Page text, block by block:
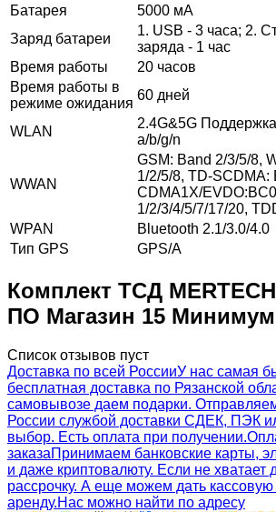
Батарея
5000 мА
Заряд батареи
1. USB - 3 часа; 2.
заряда - 1 час
Время работы
20 часов
Время работы в
режиме ожидания
60 дней
WLAN
2.4G&5G
a/b/g/n
WWAN
GSM: Band 2/3/5/8,
1/2/5/8, TD-SCDMA:
CDMA1X/
1/2/3/4/5/7/17/20,
WPAN
Bluetooth 2.1/3.0/4.0
Тип GPS
GPS/A
Комплект ТСД
ПО Магазин 15
Список отзывов пуст
Доставка по всей РоссииУ нас самая
бесплатная доставка по Рязанской
самовывозе даем подарки.
России службой доставки СДЕК, ПЭК
выбор. Есть оплата при получении.
заказаПринимаем банковские карты,
и даже криптовалюту. Если не хватает
рассрочку. А еще можем дать кассовую
аренду.Нас можно найти по адресу